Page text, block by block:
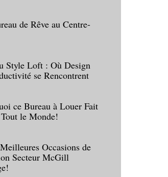
de Rêve au Centre-
Style Loft : Où Design
se Rencontrent
ce Bureau à Louer Fait
le Monde!
Occasions de
Secteur McGill